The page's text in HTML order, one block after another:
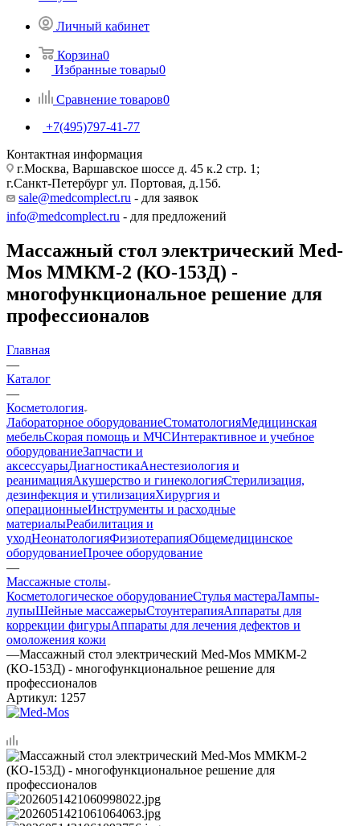
Личный кабинет
Корзина0
Избранные товары0
Сравнение товаров0
+7(495)797-41-77
Контактная информация
г.Москва, Варшавское шоссе д. 45 к.2 стр. 1;
г.Санкт-Петербург ул. Портовая, д.15б.
sale@medcomplect.ru - для заявок
info@medcomplect.ru - для предложений
Массажный стол электрический Med-
Mos ММКМ-2 (КО-153Д) -
многофункциональное решение для
профессионалов
Главная
—
Каталог
—
Косметология
Лабораторное оборудованиеСтоматологияМедицинская
мебельСкорая помощь и МЧСИнтерактивное и учебное
оборудованиеЗапчасти и
аксессуарыДиагностикаАнестезиология и
реанимацияАкушерство и гинекологияСтерилизация,
дезинфекция и утилизацияХирургия и
операционныеИнструменты и расходные
материалыРеабилитация и
уходНеонатологияФизиотерапияОбщемедицинское
оборудованиеПрочее оборудование
—
Массажные столы
Косметологическое оборудованиеСтулья мастераЛампы-
лупыШейные массажерыСтоунтерапияАппараты для
коррекции фигурыАппараты для лечения дефектов и
омоложения кожи
—Массажный стол электрический Med-Mos ММКМ-2
(КО-153Д) - многофункциональное решение для
профессионалов
Артикул: 1257